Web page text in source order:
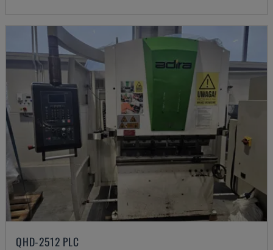
QHD-2512 PLC